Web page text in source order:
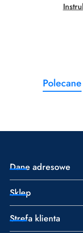
Pomiń karuzelę
Produkty
o
Polecane
Dane adresowe
Sklep
Strefa klienta